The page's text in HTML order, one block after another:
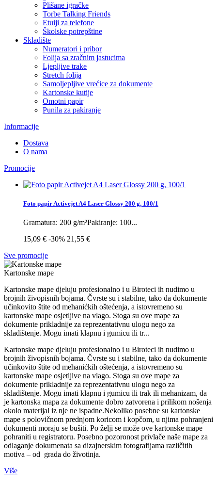
Plišane igračke
Torbe Talking Friends
Etuiji za telefone
Školske potrepštine
Skladište
Numeratori i pribor
Folija sa zračnim jastucima
Ljepljive trake
Stretch folija
Samoljepljive vrećice za dokumente
Kartonske kutije
Omotni papir
Punila za pakiranje
Informacije
Dostava
O nama
Promocije
Foto papir Activejet A4 Laser Glossy 200 g, 100/1
Gramatura: 200 g/m²Pakiranje: 100...
15,09 € -30% 21,55 €
Sve promocije
Kartonske mape
Kartonske mape djeluju profesionalno i u Biroteci ih nudimo u
brojnih živopisnih bojama. Čvrste su i stabilne, tako da dokumente
učinkovito štite od mehanićkih oštećenja, a istovremeno su
kartonske mape osjetljive na vlago. Stoga su ove mape za
dokumente prikladnije za reprezentativnu ulogu nego za
skladištenje. Mogu imati klapnu i gumicu ili tr...
Kartonske mape djeluju profesionalno i u Biroteci ih nudimo u
brojnih živopisnih bojama. Čvrste su i stabilne, tako da dokumente
učinkovito štite od mehanićkih oštećenja, a istovremeno su
kartonske mape osjetljive na vlago. Stoga su ove mape za
dokumente prikladnije za reprezentativnu ulogu nego za
skladištenje. Mogu imati klapnu i gumicu ili trak ili mehanizam, da
je kartonska mapa za dokumente dobro zatvorena i prilikom nošenja
okolo materijal iz nje ne ispadne.Nekoliko posebne su kartonske
mape s polovičnom prednjom koricom i kopčom, u njima pohranjeni
dokumenti moraju se bušiti. Po želji se može ove kartonske mape
pohraniti u registratoru. Posebno pozoronost privlače naše mape za
odlaganje dokumenata sa dizajnerskim fotografijama različitih
motiva – od grada do životinja.
Više